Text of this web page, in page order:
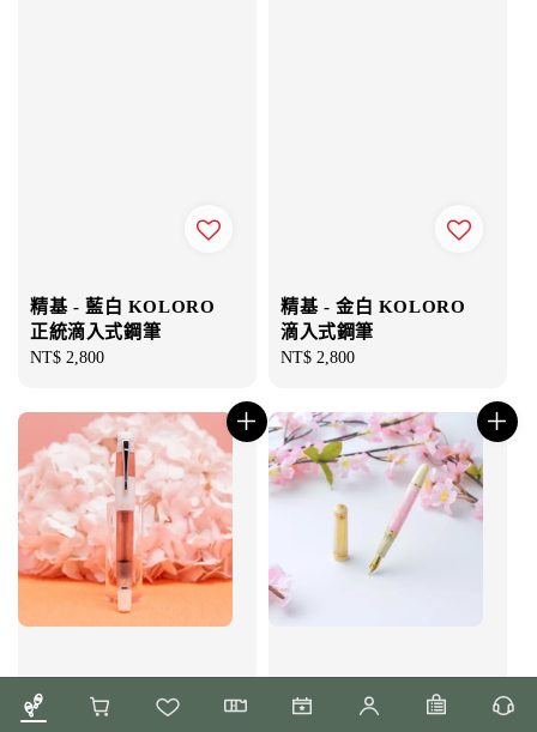
精基 - 藍白 KOLORO
正統滴入式鋼筆
Regular
NT$ 2,800
精基 - 金白 KOLORO
滴入式鋼筆
Regular
NT$ 2,800